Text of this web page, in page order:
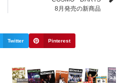
8月発売の新商品
Twitter Pinterest